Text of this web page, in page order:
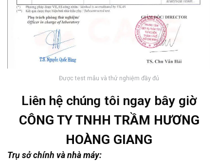
Được test mẫu và thử nghiệm đầy đủ
Liên hệ chúng tôi ngay bây giờ
CÔNG TY TNHH TRẦM HƯƠNG
HOÀNG GIANG
Trụ sở chính và nhà máy: